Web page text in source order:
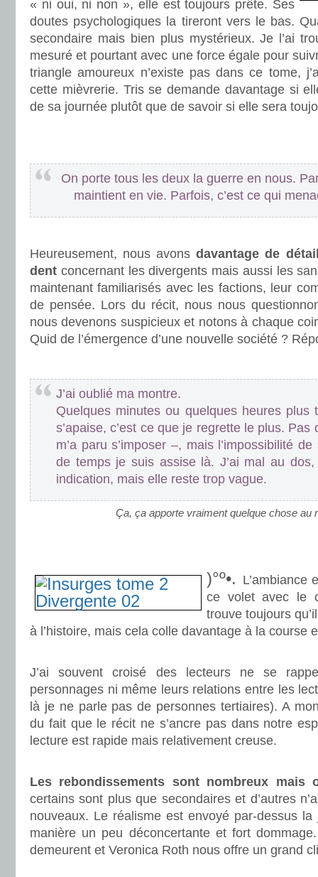
« ni oui, ni non », elle est toujours prête. Ses
doutes psychologiques la tireront vers le bas.
secondaire mais bien plus mystérieux. Je l’ai
mesuré et pourtant avec une force égale pour
triangle amoureux n’existe pas dans ce tome,
cette mièvrerie. Tris se demande davantage si
de sa journée plutôt que de savoir si elle sera
On porte tous les deux la guerre en nous.
maintient en vie. Parfois, c’est ce qui
Heureusement, nous avons davantage de
dent concernant les divergents mais aussi les
maintenant familiarisés avec les factions, leur
de pensée. Lors du récit, nous nous
nous devenons suspicieux et notons à chaque
Quid de l’émergence d’une nouvelle société ?
J’ai oublié ma montre.
Quelques minutes ou quelques heures plus
s’apaise, c’est ce que je regrette le plus. Pas
m’a paru s’imposer –, mais l’impossibilité
de temps je suis assise là. J’ai mal au
indication, mais elle reste trop vague.
Ça, ça apporte vraiment quelque chose au
)°º•. L’ambiance
ce volet avec le
trouve toujours
à l’histoire, mais cela colle davantage à la course
J’ai souvent croisé des lecteurs ne se
personnages ni même leurs relations entre les
là je ne parle pas de personnes tertiaires). A
du fait que le récit ne s’ancre pas dans notre
lecture est rapide mais relativement creuse.
Les rebondissements sont nombreux mais
certains sont plus que secondaires et d’autres
nouveaux. Le réalisme est envoyé par-dessus
manière un peu déconcertante et fort
demeurent et Veronica Roth nous offre un grand